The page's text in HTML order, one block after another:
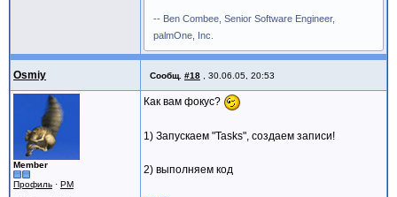
-- Ben Combee, Senior Software Engineer,
palmOne, Inc.
Osmiy Сообщ. #18 30.06.05, 20:53
Member
Профиль · PM
Как вам фокус?
1) Запускаем "Tasks", создаем записи!
2) выполняем код